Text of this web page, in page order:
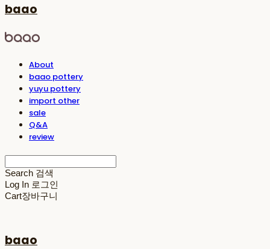
baao
About
baao pottery
yuyu pottery
import other
sale
Q&A
review
Search 검색
Log In 로그인
Cart장바구니
baao